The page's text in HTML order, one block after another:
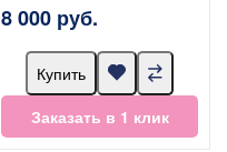
8 000 руб.
Купить
Заказать в 1 клик